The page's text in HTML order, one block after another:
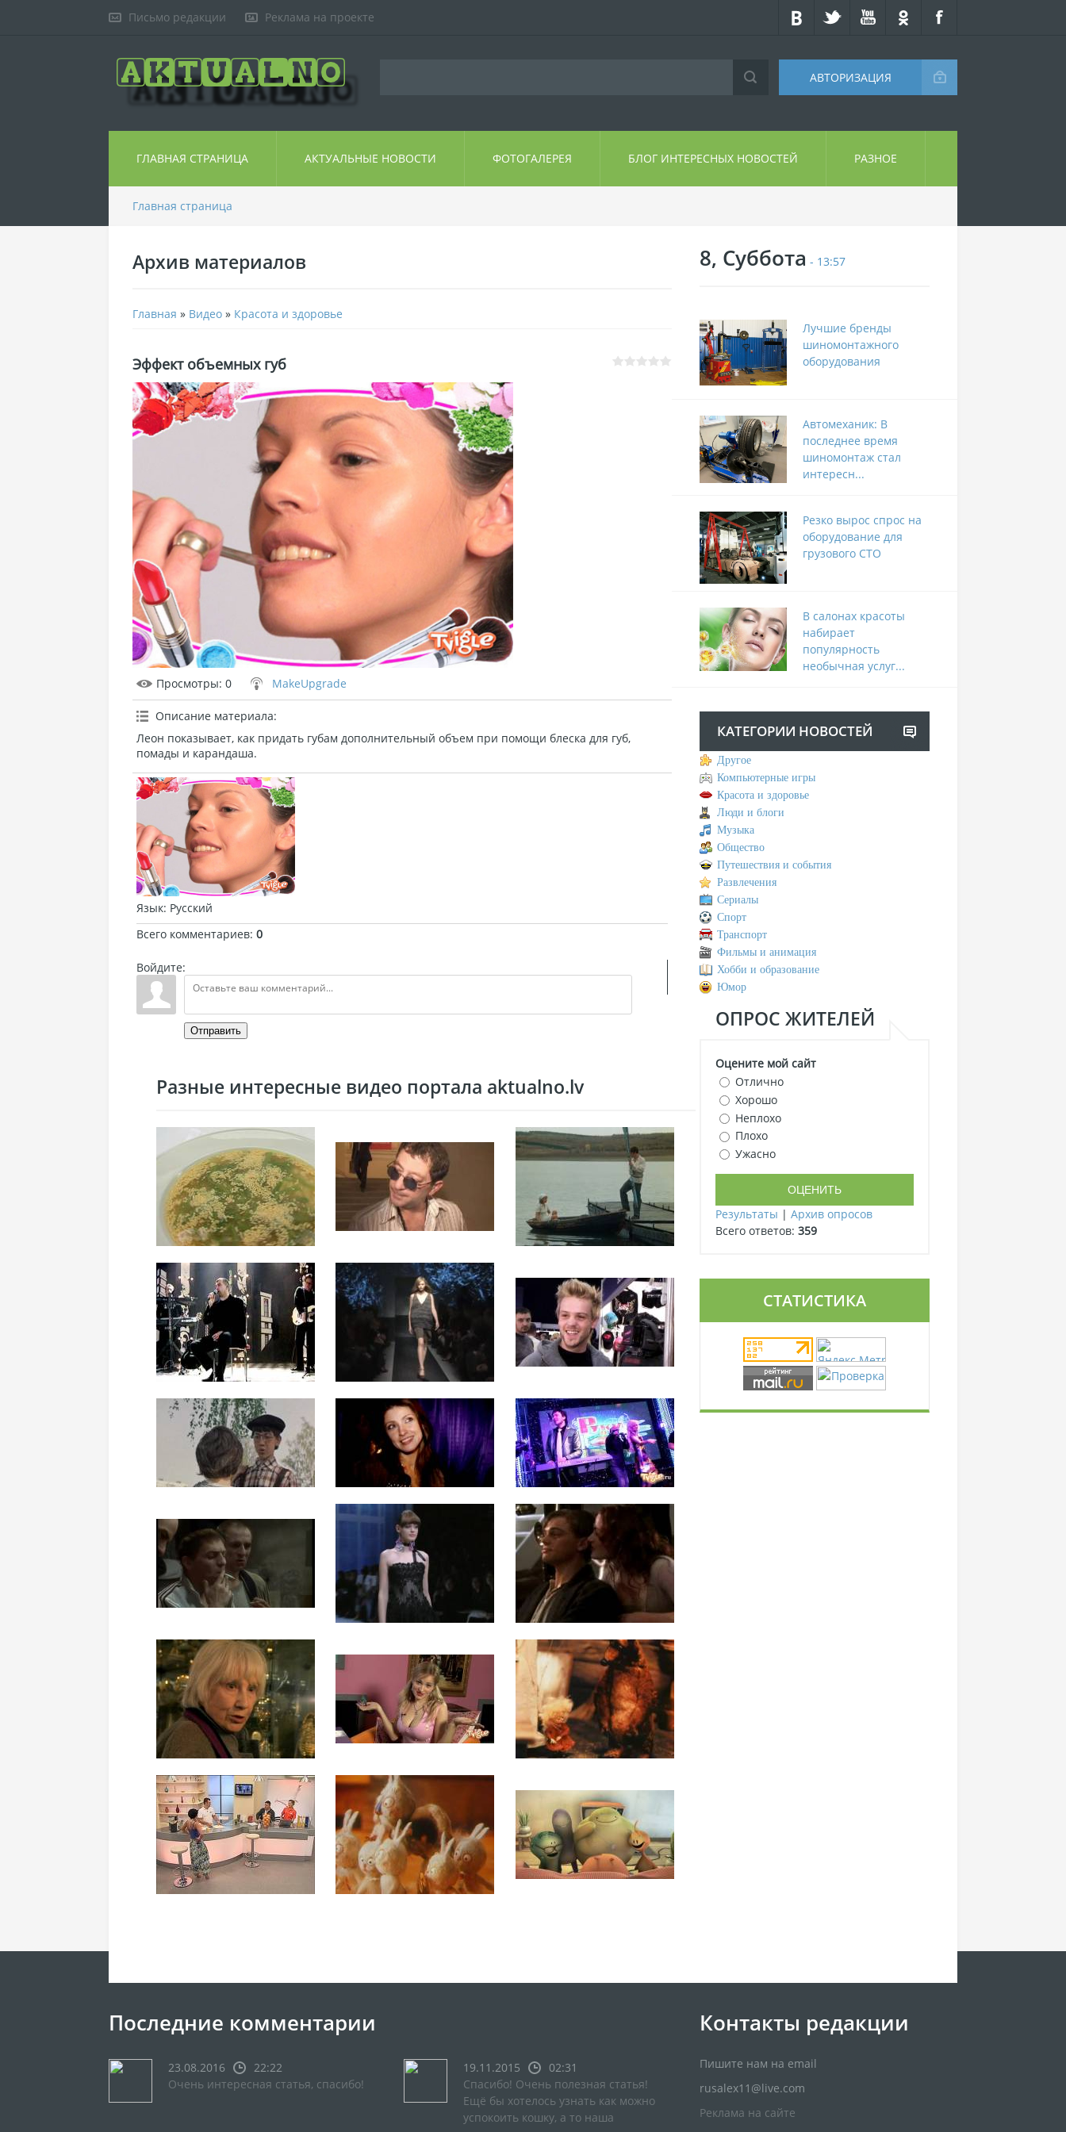
Письмо редакции Реклама на проекте
АВТОРИЗАЦИЯ
ГЛАВНАЯ СТРАНИЦА АКТУАЛЬНЫЕ НОВОСТИ ФОТОГАЛЕРЕЯ БЛОГ ИНТЕРЕСНЫХ НОВОСТЕЙ РАЗНОЕ
Главная страница
Архив материалов
Главная » Видео » Красота и здоровье
Эффект объемных губ
Просмотры: 0 MakeUpgrade
Описание материала:
Леон показывает, как придать губам дополнительный объем при помощи блеска для губ,
помады и карандаша.
Язык: Русский
Всего комментариев: 0
Войдите:
Отправить
Разные интересные видео портала aktualno.lv
8, Суббота - 13:57
Лучшие бренды
шиномонтажного
оборудования
Автомеханик: В
последнее время
шиномонтаж стал
интересн...
Резко вырос спрос на
оборудование для
грузового СТО
В салонах красоты
набирает
популярность
необычная услуг...
КАТЕГОРИИ НОВОСТЕЙ
Другое
Компьютерные игры
Красота и здоровье
Люди и блоги
Музыка
Общество
Путешествия и события
Развлечения
Сериалы
Спорт
Транспорт
Фильмы и анимация
Хобби и образование
Юмор
ОПРОС ЖИТЕЛЕЙ
Оцените мой сайт
Отлично
Хорошо
Неплохо
Плохо
Ужасно
Результаты | Архив опросов
Всего ответов: 359
СТАТИСТИКА
Последние комментарии
23.08.2016
22:22
Очень интересная статья, спасибо!
19.11.2015
02:31
Спасибо! Очень полезная статья!
Ещё бы хотелось узнать как можно
успокоить кошку, а то наша
Контакты редакции
Пишите нам на email
rusalex11@live.com
Реклама на сайте